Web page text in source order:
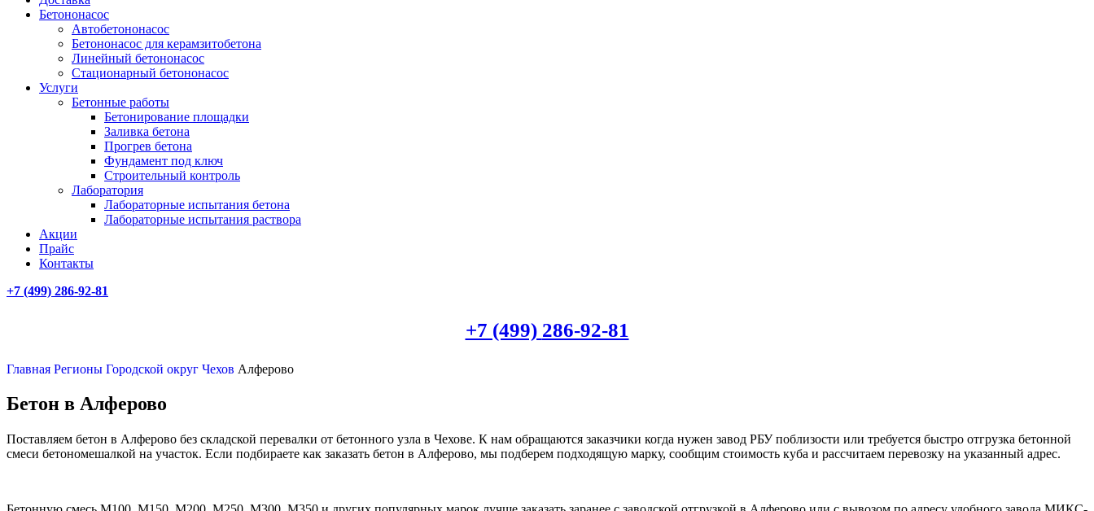
Бетононасос
Автобетононасос
Бетононасос для керамзитобетона
Линейный бетононасос
Стационарный бетононасос
Услуги
Бетонные работы
Бетонирование площадки
Заливка бетона
Прогрев бетона
Фундамент под ключ
Строительный контроль
Лаборатория
Лабораторные испытания бетона
Лабораторные испытания раствора
Акции
Прайс
Контакты
+7 (499) 286-92-81
+7 (499) 286-92-81
Главная Регионы Городской округ Чехов Алферово
Бетон в Алферово
Поставляем бетон в Алферово без складской перевалки от бетонного узла в Чехове. К нам обращаются заказчики когда нужен завод РБУ поблизости или требуется быстро отгрузка бетонной
смеси бетономешалкой на участок. Если подбираете как заказать бетон в Алферово, мы подберем подходящую марку, сообщим стоимость куба и рассчитаем перевозку на указанный адрес.